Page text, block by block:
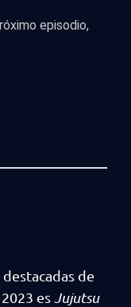
episodio,
destacadas de
esJujutsu